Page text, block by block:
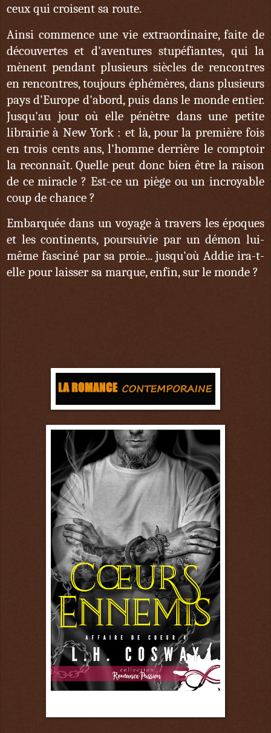
ceux qui croisent sa route.
Ainsi commence une vie extraordinaire, faite de
découvertes et d'aventures stupéfiantes, qui la
mènent pendant plusieurs siècles de rencontres
en rencontres, toujours éphémères, dans plusieurs
pays d'Europe d'abord, puis dans le monde entier.
Jusqu'au jour où elle pénètre dans une petite
librairie à New York : et là, pour la première fois
en trois cents ans, l'homme derrière le comptoir
la reconnaît. Quelle peut donc bien être la raison
de ce miracle ? Est-ce un piège ou un incroyable
coup de chance ?
Embarquée dans un voyage à travers les époques
et les continents, poursuivie par un démon lui-
même fasciné par sa proie... jusqu'où Addie ira-t-
elle pour laisser sa marque, enfin, sur le monde ?